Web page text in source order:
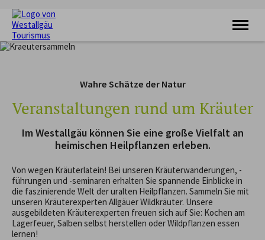
FERIENORTE
UNTERKÜNFTE
VERANSTALTUNGEN
Wahre Schätze der Natur
Veranstaltungen rund um Kräuter
Im Westallgäu können Sie eine große Vielfalt an
heimischen Heilpflanzen erleben.
Von wegen Kräuterlatein! Bei unseren Kräuterwanderungen, -
führungen und -seminaren erhalten Sie spannende Einblicke in
die faszinierende Welt der uralten Heilpflanzen. Sammeln Sie mit
unseren Kräuterexperten Allgäuer Wildkräuter. Unsere
ausgebildeten Kräuterexperten freuen sich auf Sie: Kochen am
Lagerfeuer, Salben selbst herstellen oder Wildpflanzen essen
lernen!